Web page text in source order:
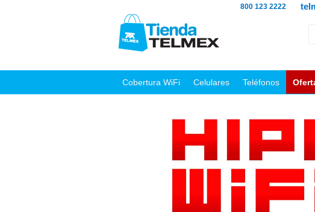
800 123 2222
Cobertura WiFi Celulares Teléfonos